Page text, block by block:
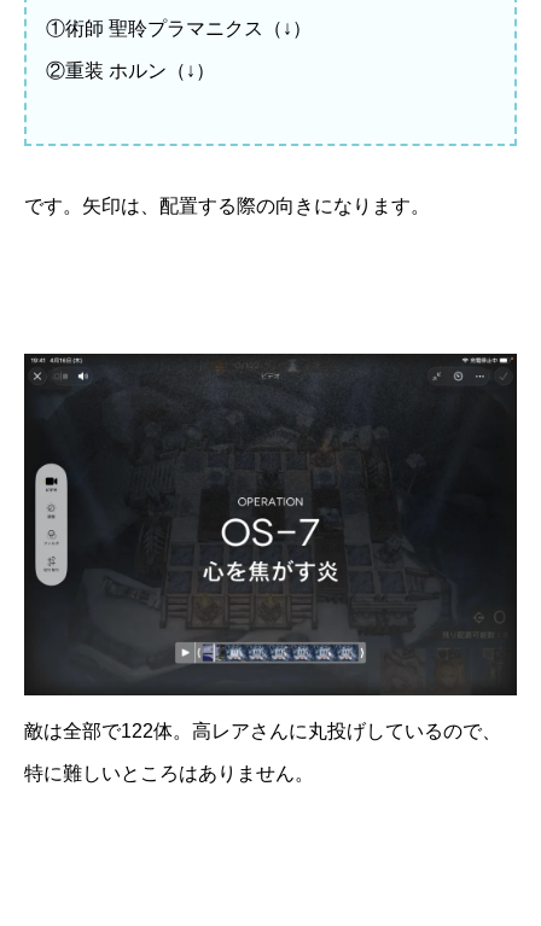
①術師 聖聆プラマニクス（↓）
②重装 ホルン（↓）
です。矢印は、配置する際の向きになります。
敵は全部で122体。高レアさんに丸投げしているので、
特に難しいところはありません。